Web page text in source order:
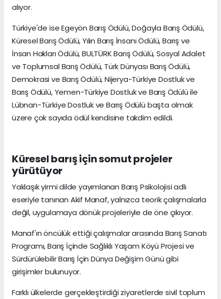
alıyor.
Türkiye'de ise Egeyön Barış Ödülü, Doğayla Barış Ödülü,
Küresel Barış Ödülü, Yılın Barış İnsanı Ödülü, Barış ve
İnsan Hakları Ödülü, BULTÜRK Barış Ödülü, Sosyal Adalet
ve Toplumsal Barış Ödülü, Türk Dünyası Barış Ödülü,
Demokrasi ve Barış Ödülü, Nijerya-Türkiye Dostluk ve
Barış Ödülü, Yemen-Türkiye Dostluk ve Barış Ödülü ile
Lübnan-Türkiye Dostluk ve Barış Ödülü başta olmak
üzere çok sayıda ödül kendisine takdim edildi.
Küresel barış için somut projeler
yürütüyor
Yaklaşık yirmi dilde yayımlanan Barış Psikolojisi adlı
eseriyle tanınan Akif Manaf, yalnızca teorik çalışmalarla
değil, uygulamaya dönük projeleriyle de öne çıkıyor.
Manaf'ın öncülük ettiği çalışmalar arasında Barış Sanatı
Programı, Barış İçinde Sağlıklı Yaşam Köyü Projesi ve
Sürdürülebilir Barış İçin Dünya Değişim Günü gibi
girişimler bulunuyor.
Farklı ülkelerde gerçekleştirdiği ziyaretlerde sivil toplum